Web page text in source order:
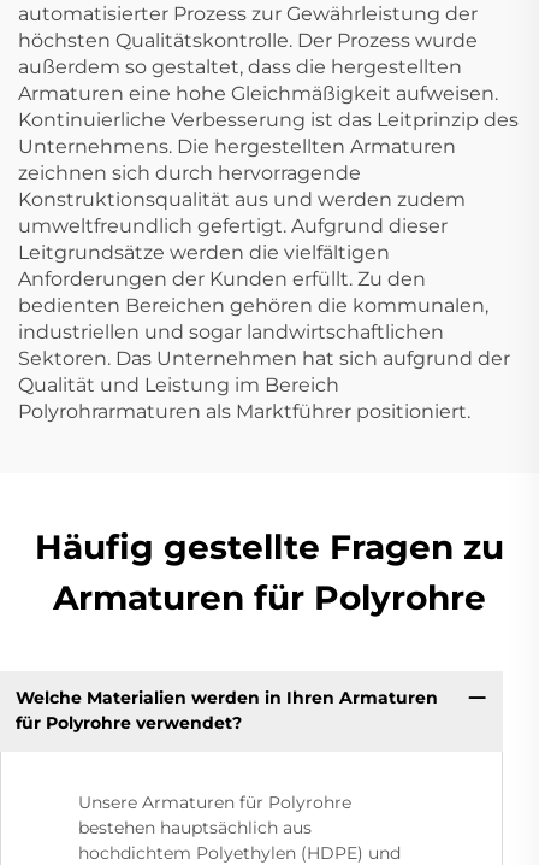
automatisierter Prozess zur Gewährleistung der
höchsten Qualitätskontrolle. Der Prozess wurde
außerdem so gestaltet, dass die hergestellten
Armaturen eine hohe Gleichmäßigkeit aufweisen.
Kontinuierliche Verbesserung ist das Leitprinzip des
Unternehmens. Die hergestellten Armaturen
zeichnen sich durch hervorragende
Konstruktionsqualität aus und werden zudem
umweltfreundlich gefertigt. Aufgrund dieser
Leitgrundsätze werden die vielfältigen
Anforderungen der Kunden erfüllt. Zu den
bedienten Bereichen gehören die kommunalen,
industriellen und sogar landwirtschaftlichen
Sektoren. Das Unternehmen hat sich aufgrund der
Qualität und Leistung im Bereich
Polyrohrarmaturen als Marktführer positioniert.
Häufig gestellte Fragen zu
Armaturen für Polyrohre
Welche Materialien werden in Ihren Armaturen
für Polyrohre verwendet?
Unsere Armaturen für Polyrohre
bestehen hauptsächlich aus
hochdichtem Polyethylen (HDPE) und